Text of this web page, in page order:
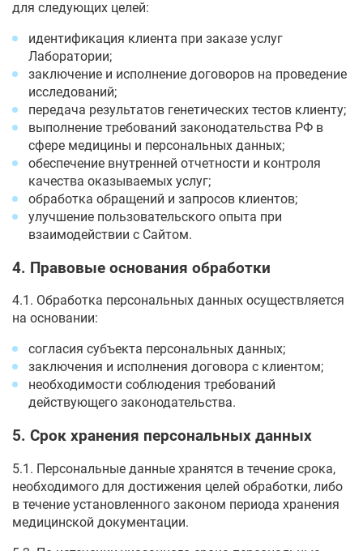
для следующих целей:
идентификация клиента при заказе услуг
Лаборатории;
заключение и исполнение договоров на проведение
исследований;
передача результатов генетических тестов клиенту;
выполнение требований законодательства РФ в
сфере медицины и персональных данных;
обеспечение внутренней отчетности и контроля
качества оказываемых услуг;
обработка обращений и запросов клиентов;
улучшение пользовательского опыта при
взаимодействии с Сайтом.
4. Правовые основания обработки
4.1. Обработка персональных данных осуществляется
на основании:
согласия субъекта персональных данных;
заключения и исполнения договора с клиентом;
необходимости соблюдения требований
действующего законодательства.
5. Срок хранения персональных данных
5.1. Персональные данные хранятся в течение срока,
необходимого для достижения целей обработки, либо
в течение установленного законом периода хранения
медицинской документации.